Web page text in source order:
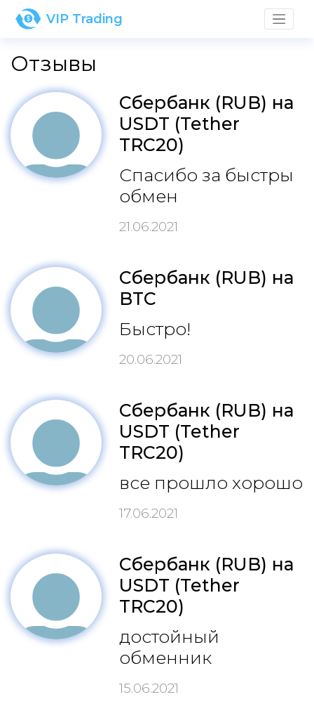
VIP Trading
Отзывы
Сбербанк (RUB) на
USDT (Tether
TRC20)
Спасибо за быстры
обмен
21.06.2021
Сбербанк (RUB) на
BTC
Быстро!
20.06.2021
Сбербанк (RUB) на
USDT (Tether
TRC20)
все прошло хорошо
17.06.2021
Сбербанк (RUB) на
USDT (Tether
TRC20)
достойный
обменник
15.06.2021